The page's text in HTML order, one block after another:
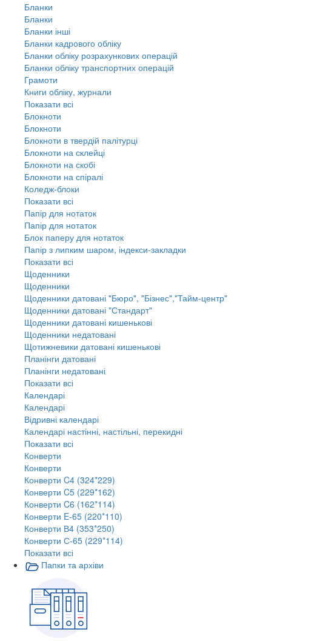
Бланки
Бланки
Бланки інші
Бланки кадрового обліку
Бланки обліку розрахункових операцій
Бланки обліку транспортних операцій
Грамоти
Книги обліку, журнали
Показати всі
Блокноти
Блокноти
Блокноти в твердій палітурці
Блокноти на склейці
Блокноти на скобі
Блокноти на спіралі
Коледж-блоки
Показати всі
Папір для нотаток
Папір для нотаток
Блок паперу для нотаток
Папір з липким шаром, індекси-закладки
Показати всі
Щоденники
Щоденники
Щоденники датовані "Бюро", "Бізнес","Тайм-центр"
Щоденники датовані "Стандарт"
Щоденники датовані кишенькові
Щоденники недатовані
Щотижневики датовані кишенькові
Планінги датовані
Планінги недатовані
Показати всі
Календарі
Календарі
Відривні календарі
Календарі настінні, настільні, перекидні
Показати всі
Конверти
Конверти
Конверти C4 (324*229)
Конверти C5 (229*162)
Конверти C6 (162*114)
Конверти E-65 (220*110)
Конверти В4 (353*250)
Конверти С-65 (229*114)
Показати всі
Папки та архіви